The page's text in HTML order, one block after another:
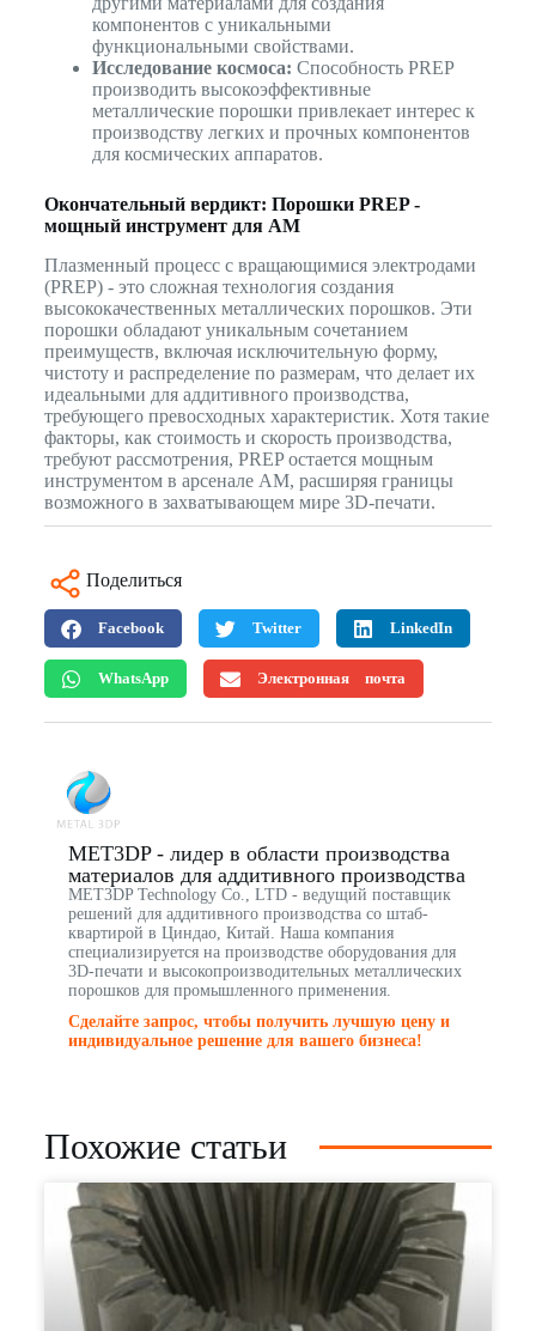
компонентов с уникальными
функциональными свойствами.
Исследование космоса: Способность PREP
производить высокоэффективные
металлические порошки привлекает интерес к
производству легких и прочных компонентов
для космических аппаратов.
Окончательный вердикт: Порошки PREP -
мощный инструмент для AM
Плазменный процесс с вращающимися электродами
(PREP) - это сложная технология создания
высококачественных металлических порошков. Эти
порошки обладают уникальным сочетанием
преимуществ, включая исключительную форму,
чистоту и распределение по размерам, что делает их
идеальными для аддитивного производства,
требующего превосходных характеристик. Хотя такие
факторы, как стоимость и скорость производства,
требуют рассмотрения, PREP остается мощным
инструментом в арсенале AM, расширяя границы
возможного в захватывающем мире 3D-печати.
Поделиться
Facebook Twitter LinkedIn
WhatsApp Электронная почта
MET3DP - лидер в области производства
материалов для аддитивного производства
MET3DP Technology Co., LTD - ведущий поставщик
решений для аддитивного производства со штаб-
квартирой в Циндао, Китай. Наша компания
специализируется на производстве оборудования для
3D-печати и высокопроизводительных металлических
порошков для промышленного применения.
Сделайте запрос, чтобы получить лучшую цену и
индивидуальное решение для вашего бизнеса!
Похожие статьи